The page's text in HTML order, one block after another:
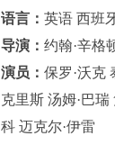
语言： 英语 西班
导演： 约翰·辛格
演员： 保罗·沃克
克里斯 汤姆·巴瑞
科 迈克尔·伊雷